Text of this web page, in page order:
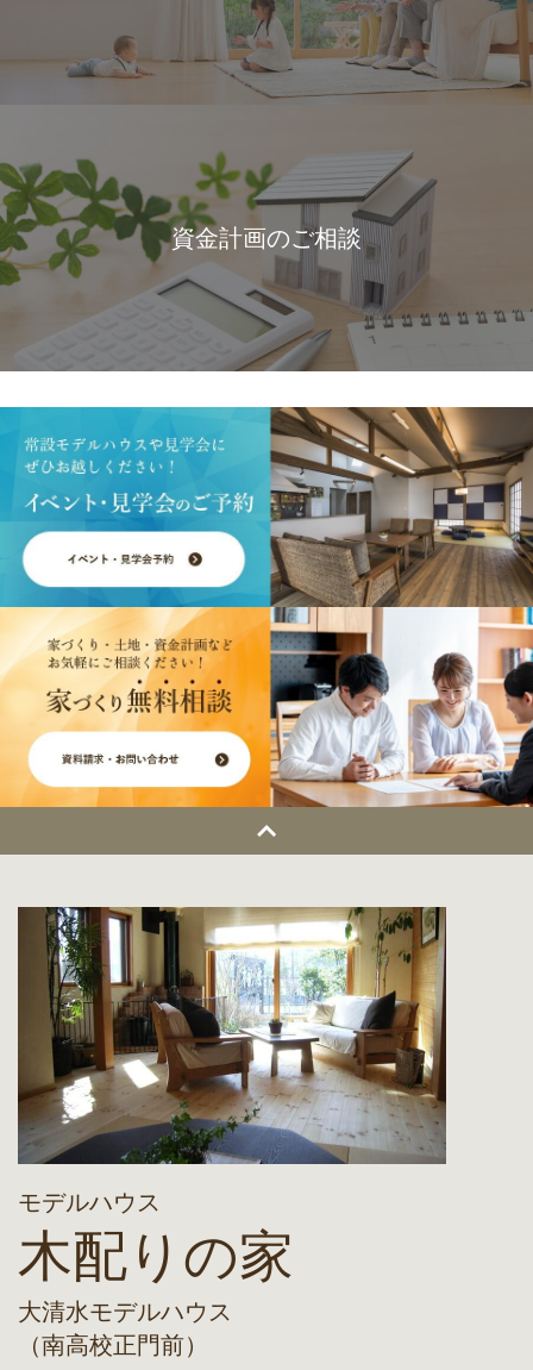
資金計画のご相談
モデルハウス
木配りの家
大清水モデルハウス
（南高校正門前）